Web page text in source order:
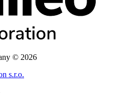
© 2026
s.r.o.